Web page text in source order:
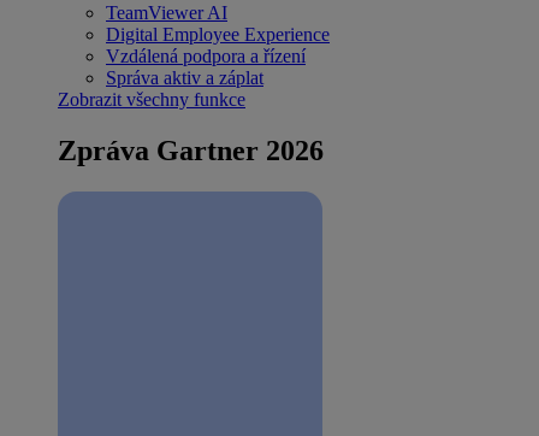
TeamViewer AI
Digital Employee Experience
Vzdálená podpora a řízení
Správa aktiv a záplat
Zobrazit všechny funkce
Zpráva Gartner 2026